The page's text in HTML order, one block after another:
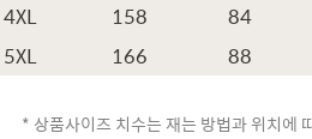
4XL 158 84
5XL 166 88
* 상품사이즈 치수는 재는 방법과 위치에